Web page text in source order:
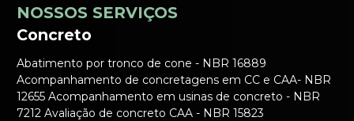
NOSSOS SERVIÇOS
Concreto
Abatimento por tronco de cone - NBR 16889
Acompanhamento de concretagens em CC e CAA- NBR
12655 Acompanhamento em usinas de concreto - NBR
7212 Avaliação de concreto CAA - NBR 15823